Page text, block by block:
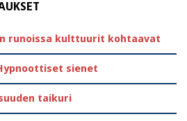
runoissa kulttuurit kohtaavat
sienet
taikuri